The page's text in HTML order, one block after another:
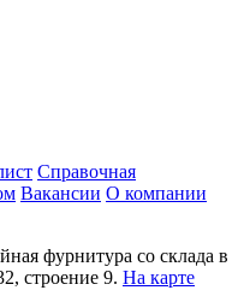
Справочная
Вакансии О компании
фурнитура со склада в
строение 9. На карте